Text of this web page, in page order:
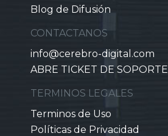
Blog de Difusión
CONTACTANOS
info@cerebro-digital.com
ABRE TICKET DE SOPORTE
TERMINOS LEGALES
Terminos de Uso
Políticas de Privacidad